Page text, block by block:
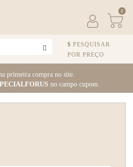
primeira compra no site.
no campo cupom.
0
PESQUISAR
POR PREÇO